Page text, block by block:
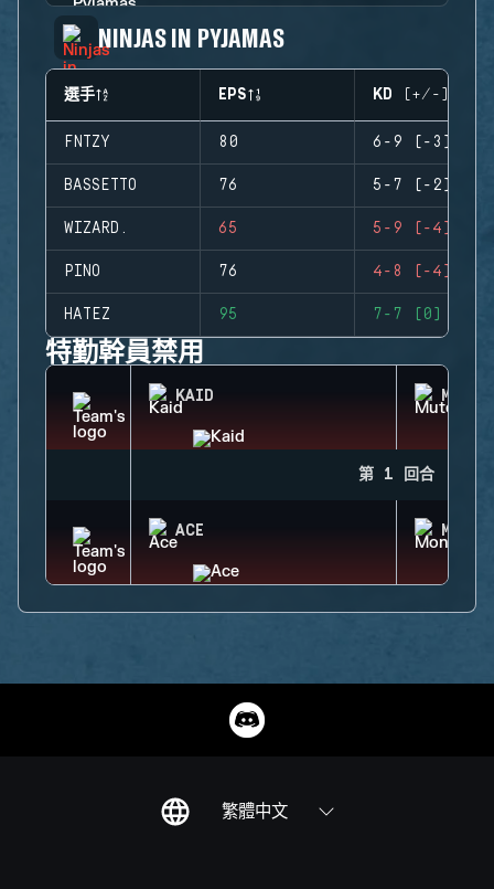
NINJAS IN PYJAMAS
選手 EPS KD (+/-)
FNTZY 80 6-9 (-3)
BASSETTO 76 5-7 (-2)
WIZARD. 65 5-9 (-4)
PINO 76 4-8 (-4)
HATEZ 95 7-7 (0)
特勤幹員禁用
KAID MUTE
第 1 回合
ACE
繁體中文